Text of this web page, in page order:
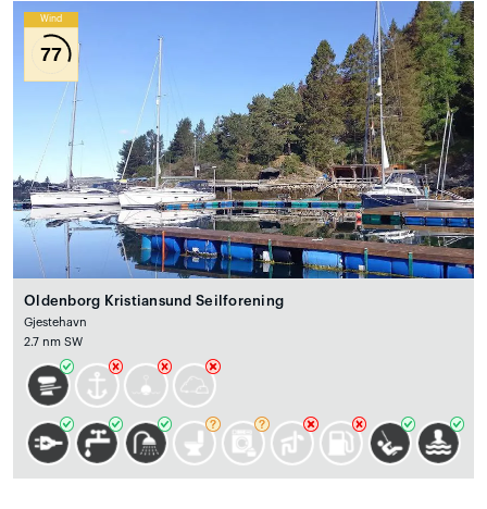
Wind
77
Oldenborg Kristiansund Seilforening
Gjestehavn
2.7 nm SW